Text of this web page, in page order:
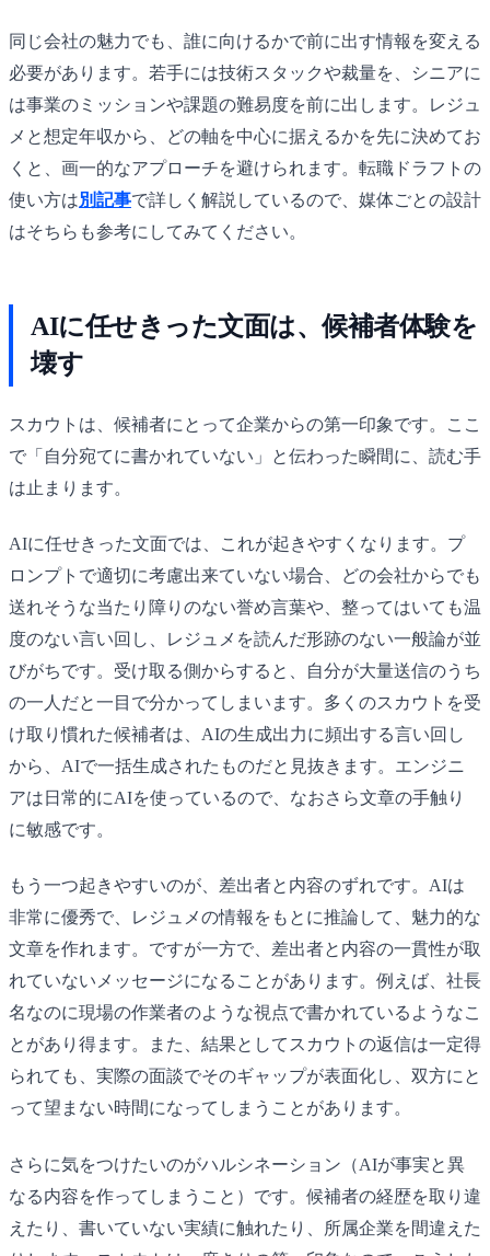
同じ会社の魅力でも、誰に向けるかで前に出す情報を変える
必要があります。若手には技術スタックや裁量を、シニアに
は事業のミッションや課題の難易度を前に出します。レジュ
メと想定年収から、どの軸を中心に据えるかを先に決めてお
くと、画一的なアプローチを避けられます。転職ドラフトの
使い方は別記事で詳しく解説しているので、媒体ごとの設計
はそちらも参考にしてみてください。
AIに任せきった文面は、候補者体験を
壊す
スカウトは、候補者にとって企業からの第一印象です。ここ
で「自分宛てに書かれていない」と伝わった瞬間に、読む手
は止まります。
AIに任せきった文面では、これが起きやすくなります。プ
ロンプトで適切に考慮出来ていない場合、どの会社からでも
送れそうな当たり障りのない誉め言葉や、整ってはいても温
度のない言い回し、レジュメを読んだ形跡のない一般論が並
びがちです。受け取る側からすると、自分が大量送信のうち
の一人だと一目で分かってしまいます。多くのスカウトを受
け取り慣れた候補者は、AIの生成出力に頻出する言い回し
から、AIで一括生成されたものだと見抜きます。エンジニ
アは日常的にAIを使っているので、なおさら文章の手触り
に敏感です。
もう一つ起きやすいのが、差出者と内容のずれです。AIは
非常に優秀で、レジュメの情報をもとに推論して、魅力的な
文章を作れます。ですが一方で、差出者と内容の一貫性が取
れていないメッセージになることがあります。例えば、社長
名なのに現場の作業者のような視点で書かれているようなこ
とがあり得ます。また、結果としてスカウトの返信は一定得
られても、実際の面談でそのギャップが表面化し、双方にと
って望まない時間になってしまうことがあります。
さらに気をつけたいのがハルシネーション（AIが事実と異
なる内容を作ってしまうこと）です。候補者の経歴を取り違
えたり、書いていない実績に触れたり、所属企業を間違えた